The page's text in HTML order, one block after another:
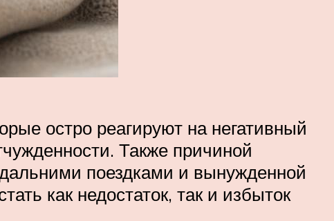
остро реагируют на негативный
Также причиной
поездками и вынужденной
как недостаток, так и избыток